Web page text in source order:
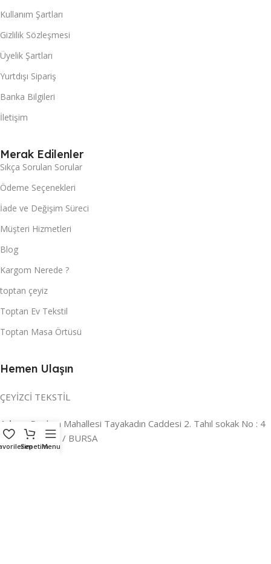
Kullanım Şartları
Gizlilik Sözleşmesi
Üyelik Şartları
Yurtdışı Sipariş
Banka Bilgileri
İletişim
Merak Edilenler
Sıkça Sorulan Sorular
Ödeme Seçenekleri
İade ve Değişim Süreci
Müşteri Hizmetleri
Blog
Kargom Nerede ?
toptan çeyiz
Toptan Ev Tekstil
Toptan Masa Örtüsü
Hemen Ulaşın
ÇEYİZCİ TEKSTİL
Adres:
Reyhan Mahallesi Tayakadın Caddesi 2. Tahıl sokak No : 4
/ a Osmangazi / BURSA
SepetimMenu